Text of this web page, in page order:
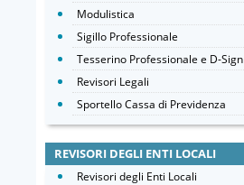
Modulistica
Sigillo Professionale
Tesserino Professionale e D-Sign
Revisori Legali
Sportello Cassa di Previdenza
REVISORI DEGLI ENTI LOCALI
Revisori degli Enti Locali